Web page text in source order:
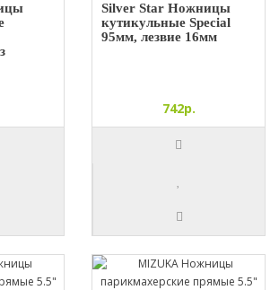
Silver Star Ножницы
кутикульные Special
95мм, лезвие 16мм
742р.